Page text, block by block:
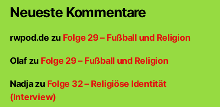
Neueste Kommentare
rwpod.de zu Folge 29 – Fußball und Religion
Olafzu Folge 29 – Fußball und Religion
Nadjazu Folge 32 – Religiöse Identität
(Interview)